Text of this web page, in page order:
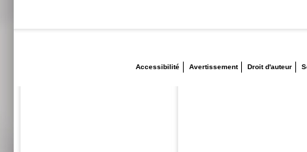
Accessibilité Avertissement Droit d'auteur